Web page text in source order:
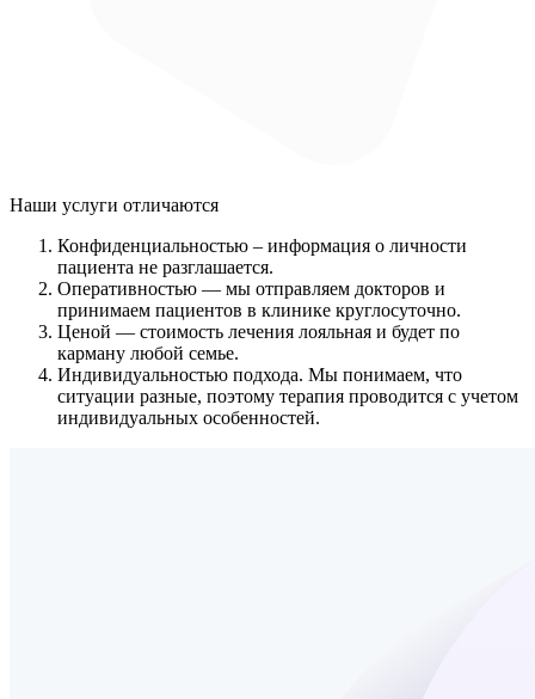
Наши услуги отличаются
Конфиденциальностью – информация о личности
пациента не разглашается.
Оперативностью — мы отправляем докторов и
принимаем пациентов в клинике круглосуточно.
Ценой — стоимость лечения лояльная и будет по
карману любой семье.
Индивидуальностью подхода. Мы понимаем, что
ситуации разные, поэтому терапия проводится с учетом
индивидуальных особенностей.